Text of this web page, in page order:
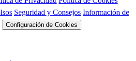
Seguridad y Consejos Información de
Configuración de Cookies